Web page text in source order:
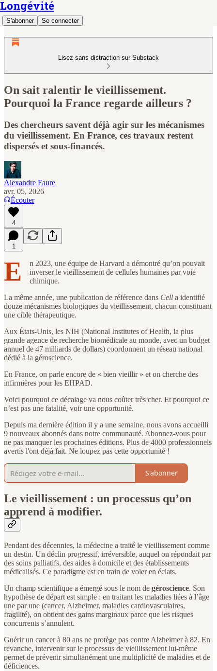
Longévité
S'abonner Se connecter
Lisez sans distraction sur Substack
On sait ralentir le vieillissement.
Pourquoi la France regarde ailleurs ?
Des chercheurs savent déjà agir sur les mécanismes
du vieillissement. En France, ces travaux restent
dispersés et sous-financés.
Alexandre Faure
avr. 05, 2026
Écouter
4
1
E
n 2023, une équipe de Harvard a démontré qu’on pouvait
inverser le vieillissement de cellules humaines par voie
chimique.
La même année, une publication de référence dans Cell a identifié
douze mécanismes biologiques du vieillissement, chacun constituant
une cible thérapeutique.
Aux États-Unis, les NIH (National Institutes of Health, la plus
grande agence de recherche biomédicale au monde, avec un budget
annuel de 47 milliards de dollars) coordonnent un réseau national
dédié à la géroscience.
En France, on parle encore de « bien vieillir » et on cherche des
infirmières pour les EHPAD.
Voici pourquoi ce décalage va nous coûter très cher. Et pourquoi ce
n’est pas une fatalité, voir une opportunité.
Depuis ma dernière édition il y a une semaine, nous avons accueilli
9 nouveaux abonnés dans notre communauté. Abonnez-vous pour
ne pas manquer les prochaines éditions. Plus de 4000 professionnels
avertis l'ont déjà fait. Ne loupez pas cette opportunité !
S'abonner
Le vieillissement : un processus qu’on
apprend à modifier.
Pendant des décennies, la médecine a traité le vieillissement comme
un destin. Un déclin progressif, irréversible, auquel on répondait par
des soins palliatifs, des aides à domicile et des établissements
médicalisés. Ce paradigme est en train de voler en éclats.
Un champ scientifique a émergé sous le nom de géroscience. Son
hypothèse de départ est simple : en traitant les maladies liées à l’âge
une par une (cancer, Alzheimer, maladies cardiovasculaires,
fragilité), on obtient des gains marginaux parce que les risques
concurrents s’annulent.
Guérir un cancer à 80 ans ne protège pas contre Alzheimer à 82. En
revanche, intervenir sur le processus de vieillissement lui-même
permet de prévenir simultanément une multiplicité de maladies et de
déficiences.